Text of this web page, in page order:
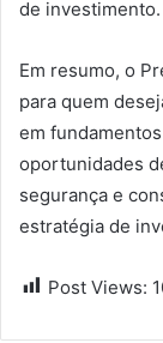
de investimento.
Em resumo, o
para quem
em
oportunidades
segurança e
estratégia de
Post Views: